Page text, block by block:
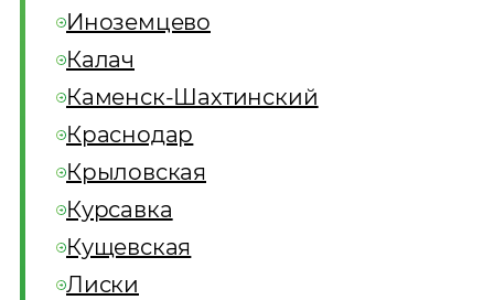
Иноземцево
Калач
Каменск-Шахтинский
Краснодар
Крыловская
Курсавка
Кущевская
Лиски